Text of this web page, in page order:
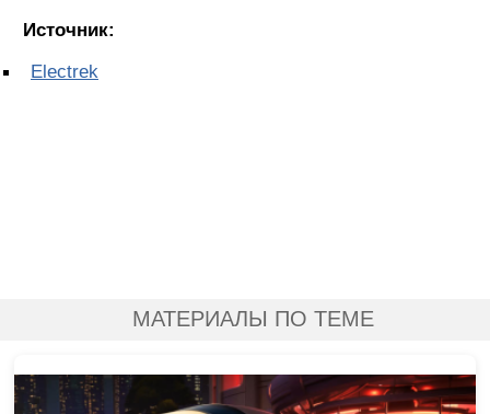
Источник:
Electrek
МАТЕРИАЛЫ ПО ТЕМЕ